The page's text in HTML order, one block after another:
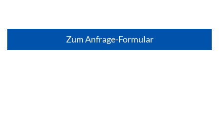
Zum Anfrage-Formular